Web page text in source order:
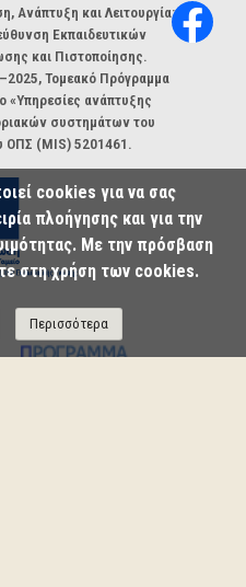
Ανάπτυξη και Λειτουργία:
Εκπαιδευτικών
και Πιστοποίησης.
Τομεακό Πρόγραμμα
«Υπηρεσίες ανάπτυξης
συστημάτων του
ΟΠΣ (MIS) 5201461.
cookies για να σας
πλοήγησης και για την
Με την πρόσβαση
στη χρήση των cookies.
Περισσότερα